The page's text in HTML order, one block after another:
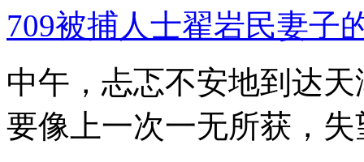
709被捕人士翟岩民妻子
中午，忐忑不安地到达
要像上一次一无所获，